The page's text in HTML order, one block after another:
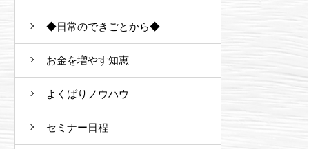
◆日常のできごとから◆
お金を増やす知恵
よくばりノウハウ
セミナー日程